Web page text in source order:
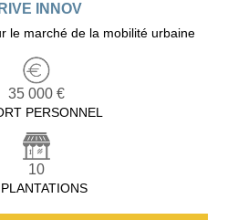
INNOV
le marché de la mobilité urbaine
35 000 €
PERSONNEL
10